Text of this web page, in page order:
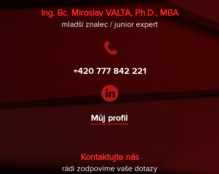
Kontaktujte nás
rádi zodpovíme vaše dotazy
Ing. Bc. Miroslav VALTA, Ph.D., MBA
mladší znalec / junior expert
+420 777 842 221
Můj profil